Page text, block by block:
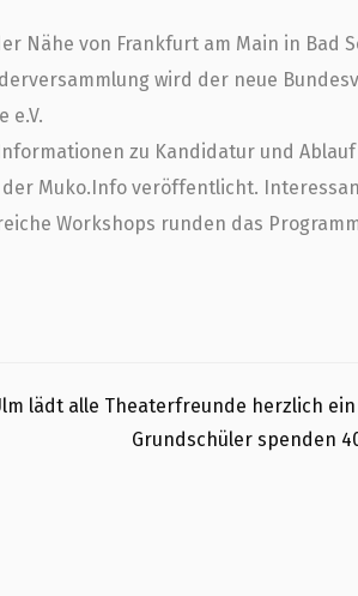
Nähe von Frankfurt am Main in Bad
wird der neue
e.V.
zu Kandidatur und
Muko.Info veröffentlicht.
Workshops runden das
lädt alle Theaterfreunde herzlich ein
Grundschüler spenden